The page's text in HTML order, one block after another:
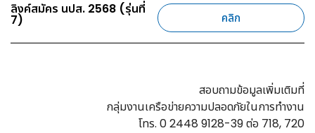
ลิงค์สมัคร นปส. 2568 (รุ่นที่
7) คลิก
สอบถามข้อมูลเพิ่มเติมที่
กลุ่มงานเครือข่ายความปลอดภัยในการทำงาน
โทร. 0 2448 9128-39 ต่อ 718, 720